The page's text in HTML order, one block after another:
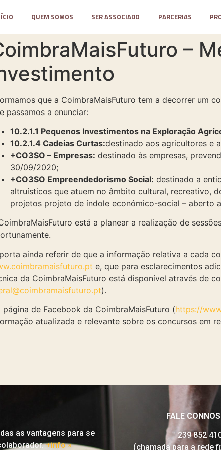
QUEM SOMOS SER ASSOCIADO PARCERIAS
–
que a CoimbraMaisFuturo tem a decorrer um
passamos a enunciar:
10.2.1.1 Pequenos Investimentos na Exploração
10.2.1.4 Cadeias Curtas:destinado aos agricultores e
+CO3SO – Empresas: destinado às empresas,
30/09/2020;
+CO3SO Empreendedorismo Social: destinado a
altruísticos que atuem no âmbito cultural, recreativo,
projetos projeto de índole económico-social – aberto
está a planear a realização de
ainda referir de que a informação relativa a cada
e, que para esclarecimentos
da CoimbraMaisFuturo está disponível através de
).
página de Facebook da CoimbraMaisFuturo (https://
atualizada e relevante sobre os concursos em
as vantagens para se
+info »
FALE
239 852
(chamada para a rede